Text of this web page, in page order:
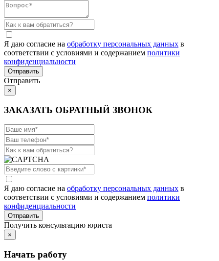
Я даю согласие на обработку персональных данных в
соответствии с условиями и содержанием политики
конфиденциальности
Отправить
×
ЗАКАЗАТЬ ОБРАТНЫЙ ЗВОНОК
Я даю согласие на обработку персональных данных в
соответствии с условиями и содержанием политики
конфиденциальности
Получить консультацию юриста
×
Начать работу